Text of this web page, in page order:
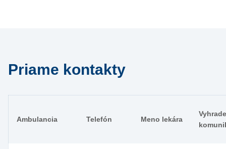
Priame kontakty
Ambulancia Telefón Meno lekára